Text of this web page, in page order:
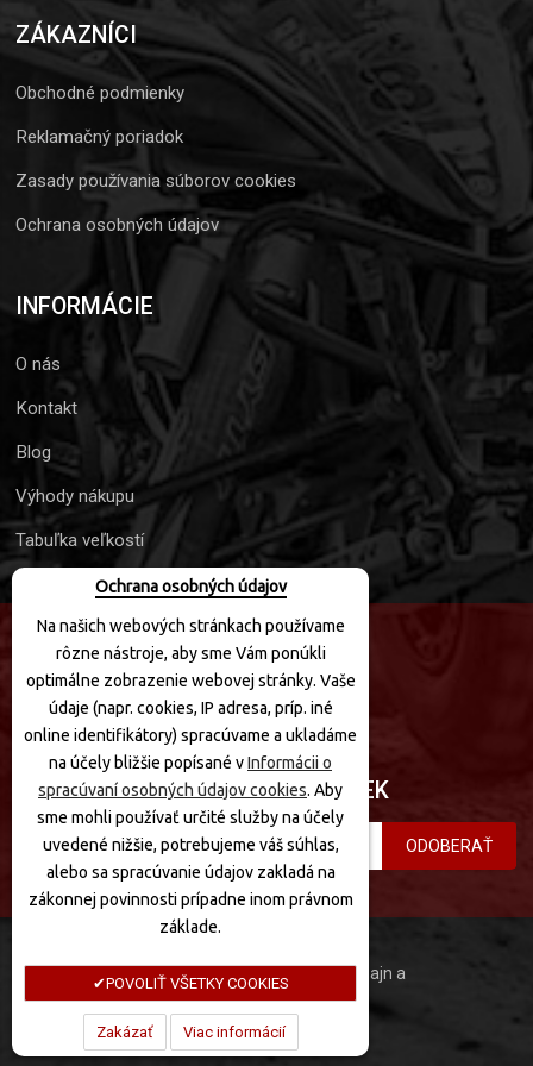
Ochrana osobných údajov
Na našich webových stránkach používame
rôzne nástroje, aby sme Vám ponúkli
optimálne zobrazenie webovej stránky. Vaše
údaje (napr. cookies, IP adresa, príp. iné
online identifikátory) spracúvame a ukladáme
na účely bližšie popísané vInformácii o
spracúvaní osobných údajov cookies. Aby
sme mohli používať určité služby na účely
uvedené nižšie, potrebujeme váš súhlas,
alebo sa spracúvanie údajov zakladá na
zákonnej povinnosti prípadne inom právnom
základe.
POVOLIŤ VŠETKY COOKIES
Zakázať Viac informácií
ZÁKAZNÍCI
Obchodné podmienky
Reklamačný poriadok
Zasady používania súborov cookies
Ochrana osobných údajov
INFORMÁCIE
O nás
Kontakt
Blog
Výhody nákupu
Tabuľka veľkostí
SLEDUJTE NÁS
PRIHLÁSIŤ SA K ODBERU NOVINIEK
ODOBERAŤ
MotoQuad © 2020 Všetky práva vyhradené. Dizajn a
programovanie: